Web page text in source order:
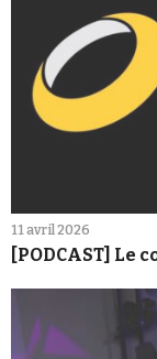
11 avril 2026
[PODCAST] Le